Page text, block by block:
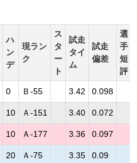
ハ
ン
デ
現ラン
ク
ス
タ
ー
ト
試走
タイ
ム
試走
偏差
選
手
短
評
0 Ｂ-55 3.42 0.098
10 Ａ-151 3.40 0.072
10 Ａ-177 3.36 0.097
20 Ａ-75 3.35 0.09